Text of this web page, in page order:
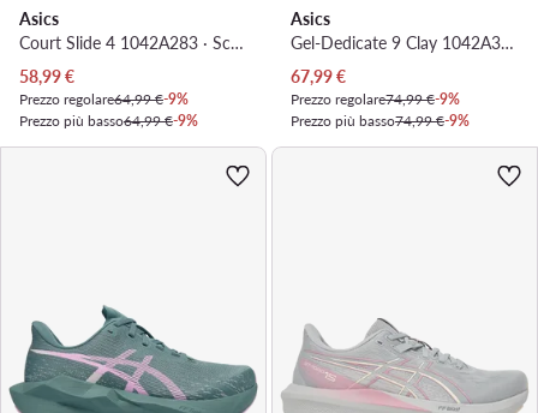
Asics
Court Slide 4 1042A283 · Scarpe da tennis
Prezzo attuale
58,99€
Prezzo regolare64,99 €-9%
Prezzo più basso64,99 €-9%
Asics
Gel-Dedicate 9 Clay 1042A314 · Scarpe da tennis
Prezzo attuale
67,99€
Prezzo regolare74,99 €-9%
Prezzo più basso74,99 €-9%